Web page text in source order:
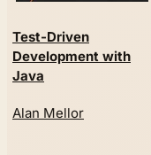
Test-Driven
Development with
Java
Alan Mellor